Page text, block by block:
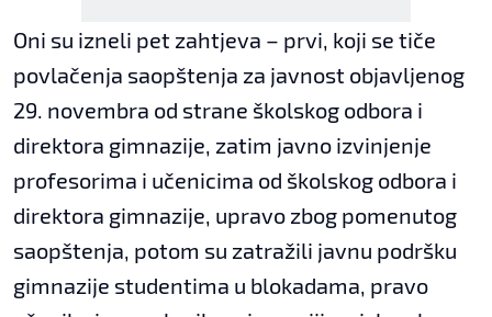
Oni su izneli pet zahtjeva – prvi, koji se tiče
povlačenja saopštenja za javnost objavljenog
29. novembra od strane školskog odbora i
direktora gimnazije, zatim javno izvinjenje
profesorima i učenicima od školskog odbora i
direktora gimnazije, upravo zbog pomenutog
saopštenja, potom su zatražili javnu podršku
gimnazije studentima u blokadama, pravo